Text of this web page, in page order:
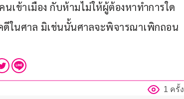
เข้าเมือง กับห้ามไม่ให้ผู้ต้องหาทำการใด
ดีในศาล มิเช่นนั้นศาลจะพิจารณาเพิกถอน
1 ครั้ง